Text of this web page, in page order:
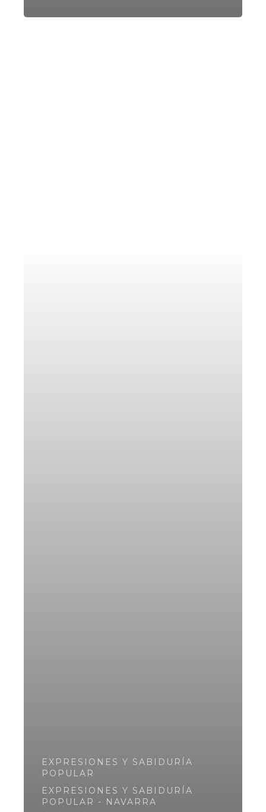
EXPRESIONES Y SABIDURÍA
POPULAR
EXPRESIONES Y SABIDURÍA
POPULAR - NAVARRA